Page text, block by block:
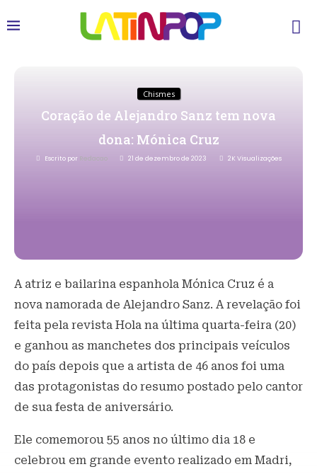
Chismes
Coração de Alejandro Sanz tem nova
dona: Mónica Cruz
Escrito por Redacao 21 de dezembro de 2023 2K Visualizações
A atriz e bailarina espanhola Mónica Cruz é a
nova namorada de Alejandro Sanz. A revelação foi
feita pela revista Hola na última quarta-feira (20)
e ganhou as manchetes dos principais veículos
do país depois que a artista de 46 anos foi uma
das protagonistas do resumo postado pelo cantor
de sua festa de aniversário.
Ele comemorou 55 anos no último dia 18 e
celebrou em grande evento realizado em Madri,